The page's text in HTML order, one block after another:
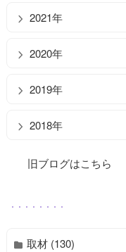
2021年
2020年
2019年
2018年
旧ブログはこちら
取材 (130)